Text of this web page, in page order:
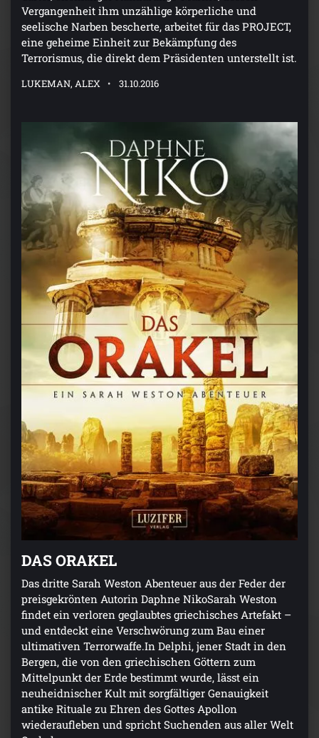
Vergangenheit ihm unzählige körperliche und
seelische Narben bescherte, arbeitet für das PROJECT,
eine geheime Einheit zur Bekämpfung des
Terrorismus, die direkt dem Präsidenten unterstellt ist.
LUKEMAN, ALEX 31.10.2016
DAS ORAKEL
Das dritte Sarah Weston Abenteuer aus der Feder der
preisgekrönten Autorin Daphne NikoSarah Weston
findet ein verloren geglaubtes griechisches Artefakt –
und entdeckt eine Verschwörung zum Bau einer
ultimativen Terrorwaffe.In Delphi, jener Stadt in den
Bergen, die von den griechischen Göttern zum
Mittelpunkt der Erde bestimmt wurde, lässt ein
neuheidnischer Kult mit sorgfältiger Genauigkeit
antike Rituale zu Ehren des Gottes Apollon
wiederaufleben und spricht Suchenden aus aller Welt